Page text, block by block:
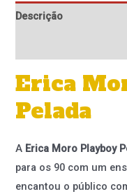
Descrição
Erica
Pelada
A Erica Moro Playboy
para os 90 com um
encantou o público